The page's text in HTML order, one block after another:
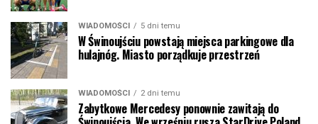
WIADOMOŚCI 5 dni temu
W Świnoujściu powstają miejsca parkingowe dla
hulajnóg. Miasto porządkuje przestrzeń
WIADOMOŚCI 2 dni temu
Zabytkowe Mercedesy ponownie zawitają do